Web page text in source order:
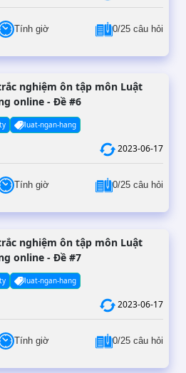
Tính giờ 0/25 câu hỏi
nghiệm ôn tập môn Luật
online - Đề #6
luat-ngan-hang
2023-06-17
Tính giờ 0/25 câu hỏi
nghiệm ôn tập môn Luật
online - Đề #7
luat-ngan-hang
2023-06-17
Tính giờ 0/25 câu hỏi